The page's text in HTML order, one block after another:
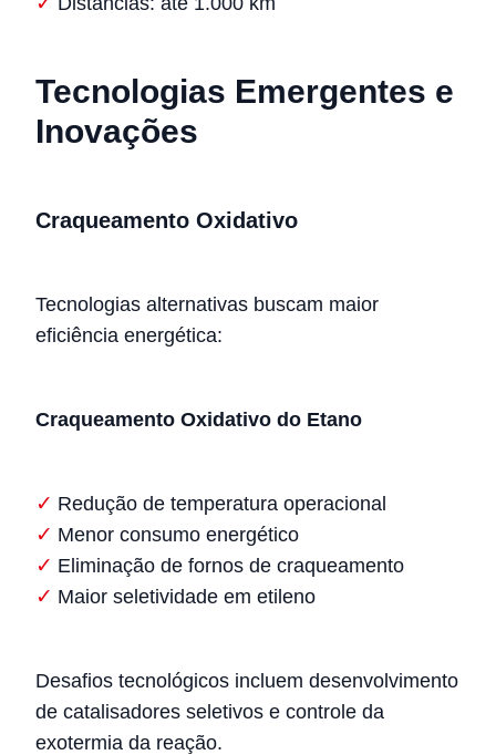
Tecnologias Emergentes e
Inovações
Craqueamento Oxidativo
Tecnologias alternativas buscam maior
eficiência energética:
Craqueamento Oxidativo do Etano
Redução de temperatura operacional
Menor consumo energético
Eliminação de fornos de craqueamento
Maior seletividade em etileno
Desafios tecnológicos incluem desenvolvimento
de catalisadores seletivos e controle da
exotermia da reação.